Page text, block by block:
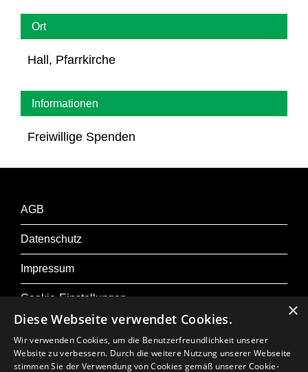
Ort
Hall, Pfarrkirche
Informationen
Freiwillige Spenden
AGB
Datenschutz
Impressum
Cookie-Einstellungen
Zu Osterfestival Tirol
×
Diese Webseite verwendet Cookies.
Wir verwenden Cookies, um die Benutzerfreundlichkeit unserer
Website zu verbessern. Durch die weitere Nutzung unserer Webseite
stimmen Sie der Verwendung von Cookies gemäß unserer Cookie-